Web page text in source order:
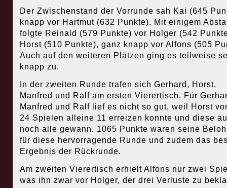
Der Zwischenstand der Vorrunde sah Kai (645
knapp vor Hartmut (632 Punkte). Mit einigem
folgte Reinald (579 Punkte) vor Holger (542
Horst (510 Punkte), ganz knapp vor Alfons (505
Auch auf den weiteren Plätzen ging es teilweise
knapp zu.
In der zweiten Runde trafen sich Gerhard, Horst,
Manfred und Ralf am ersten Vierertisch. Für
Manfred und Ralf lief es nicht so gut, weil Horst
24 Spielen alleine 11 erreizen konnte und diese
noch alle gewann. 1065 Punkte waren seine
für diese hervorragende Runde und zudem das
Ergebnis der Rückrunde.
Am zweiten Vierertisch erhielt Alfons nur zwei
was ihn zwar vor Holger, der drei Verluste zu